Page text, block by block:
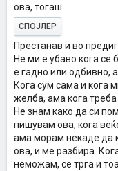
ова, тогаш
СПОЈЛЕР
Престанав и во
Не ми е убаво кога се
е гадно или одбивно,
Кога сум сама и кога
желба, ама кога треба
Не знам како да си
пишувам ова, кога
ама морам некаде да
ова, и ме разбира.
неможам, се трга и